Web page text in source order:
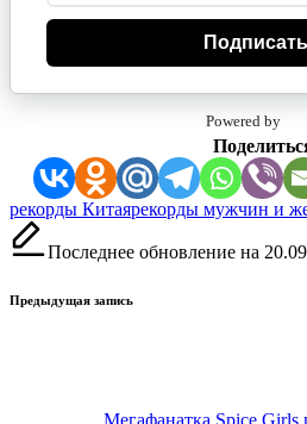
Powered by
Метки:
рекорды Китаярекорды мужчин и
Последнее обновление на
Навигация
Предыдущая запись
Мегафанатка Spice Girls